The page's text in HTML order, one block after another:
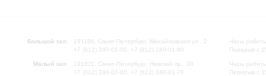
Большой зал:
191186, Санкт-Петербург, Михайловская ул., 2
+7 (812) 240-01-00, +7 (812) 240-01-80
Малый зал:
191011, Санкт-Петербург, Невский пр., 30
+7 (812) 240-01-00, +7 (812) 240-01-70
Часы
Перерыв с
Часы
Перерыв с